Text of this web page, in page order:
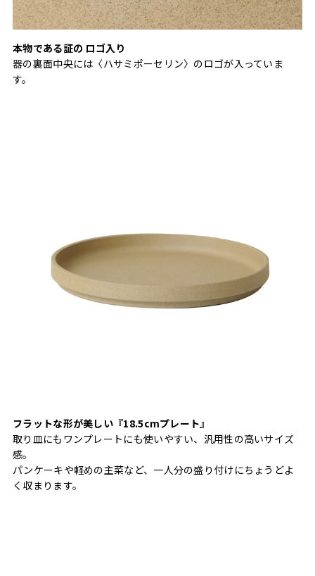
本物である証の ロゴ入り
器の裏面中央には〈ハサミポーセリン〉のロゴが入っていま
す。
フラットな形が美しい『18.5cmプレート』
取り皿にもワンプレートにも使いやすい、汎用性の高いサイズ
感。
パンケーキや軽めの主菜など、一人分の盛り付けにちょうどよ
く収まります。